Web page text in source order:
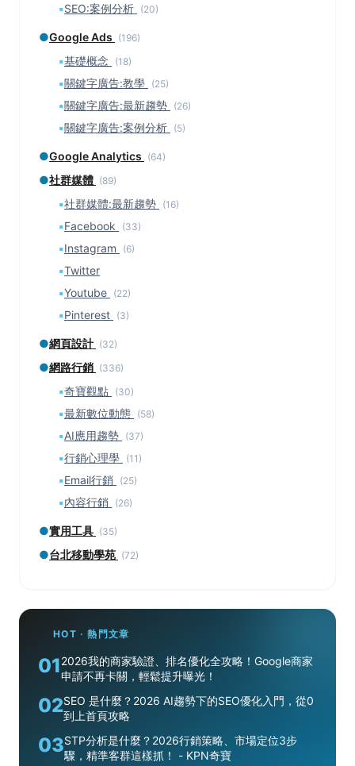
▪SEO:案例分析 (20)
●Google Ads (196)
▪基礎概念 (18)
▪關鍵字廣告:教學 (25)
▪關鍵字廣告:最新趨勢 (26)
▪關鍵字廣告:案例分析 (5)
●Google Analytics (64)
●社群媒體 (89)
▪社群媒體:最新趨勢 (16)
▪Facebook (33)
▪Instagram (6)
▪Twitter
▪Youtube (22)
▪Pinterest (3)
●網頁設計 (32)
●網路行銷 (336)
▪奇寶觀點 (30)
▪最新數位動態 (58)
▪AI應用趨勢 (37)
▪行銷心理學 (11)
▪Email行銷 (25)
▪內容行銷 (26)
●實用工具 (35)
●台北移動學苑 (72)
HOT · 熱門文章
012026我的商家驗證、排名優化全攻略！Google商家
申請不再卡關，輕鬆提升曝光！
02SEO 是什麼？2026 AI趨勢下的SEO優化入門，從0
到上首頁攻略
03STP分析是什麼？2026行銷策略、市場定位3步
驟，精準客群這樣抓！ - KPN奇寶